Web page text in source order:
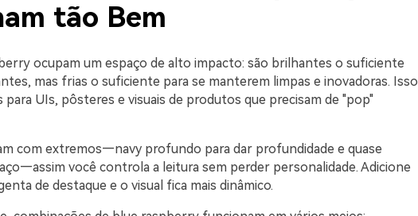
tão Bem
ocupam um espaço de alto impacto: são brilhantes o suficiente
mas frias o suficiente para se manterem limpas e inovadoras. Isso
UIs, pôsteres e visuais de produtos que precisam de "pop"
com extremos—navy profundo para dar profundidade e quase
você controla a leitura sem perder personalidade. Adicione
de destaque e o visual fica mais dinâmico.